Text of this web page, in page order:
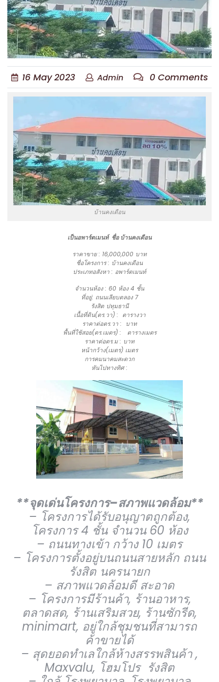
16 May 2023 Admin 0 Comments
บ้านคงเดือน
เป็นอพาร์ตเมนท์ ชื่อ บ้านคงเดือน
ราคาขาย : 16,000,000 บาท
ชื่อโครงการ : บ้านคงเดือน
ประเภทอสังหา : อพาร์ตเมนท์
จำนวนห้อง : 60 ห้อง 4 ชั้น
ที่อยู่: ถนนเลียบตลอง 7
รังสิต ปทุมธานี
เนื้อที่ดิน(ตร.วา) : ตารางวา
ราคาต่อตร.วา : บาท
พื้นที่ใช้สอย(ตร.เมตร) : ตารางเมตร
ราคาต่อตร.ม : บาท
หน้ากว้าง(เมตร) เมตร
การคมนาคมสะดวก
หันไปทางทิศ :
**จุดเด่นโครงการ–สภาพแวดล้อม**
– โครงการได้รับอนุญาตถูกต้อง,
โครงการ 4 ชั้น จำนวน 60 ห้อง
– ถนนทางเข้า กว้าง 10 เมตร
– โครงการตั้งอยู่บนถนนสายหลัก ถนน
รังสิต นครนายก
– สภาพแวดล้อมดี สะอาด
– โครงการมีร้านค้า, ร้านอาหาร,
ตลาดสด, ร้านเสริมสวย, ร้านซักรีด,
minimart, อยู่ใกล้ชุมชนที่สามารถ
ค้าขายได้
– สุดยอดทำเลใกล้ห้างสรรพสินค้า ,
Maxvalu, โฮมโปร รังสิต